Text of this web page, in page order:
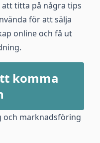
titta på några tips
för att sälja
online och få ut
komma
och marknadsföring